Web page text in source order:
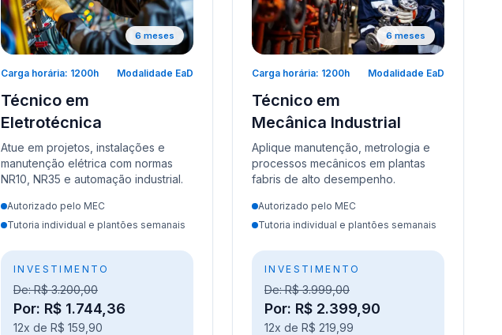
6 meses
Carga horária: 1200h Modalidade EaD
Técnico em
Eletrotécnica
Atue em projetos, instalações e
manutenção elétrica com normas
NR10, NR35 e automação industrial.
Autorizado pelo MEC
Tutoria individual e plantões semanais
INVESTIMENTO
De: R$ 3.200,00
Por: R$ 1.744,36
12x de R$ 159,90
6 meses
Carga horária: 1200h Modalidade EaD
Técnico em
Mecânica Industrial
Aplique manutenção, metrologia e
processos mecânicos em plantas
fabris de alto desempenho.
Autorizado pelo MEC
Tutoria individual e plantões semanais
INVESTIMENTO
De: R$ 3.999,00
Por: R$ 2.399,90
12x de R$ 219,99